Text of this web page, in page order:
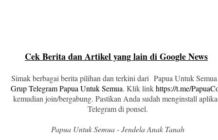
Cek Berita dan Artikel yang lain di Google News
Simak berbagai berita pilihan dan terkini dari Papua Untuk
Grup Telegram Papua Untuk Semua. Klik linkhttps://t.me/
kemudian join/bergabung. Pastikan Anda sudah menginstall
Telegram di ponsel.
Papua Untuk Semua - Jendela Anak Tanah